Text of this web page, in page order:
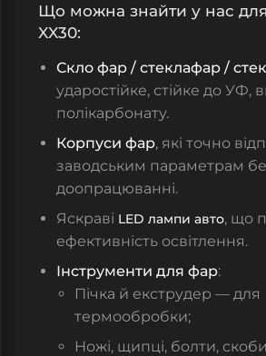
Що можна знайти у нас
XX30:
Скло фар / стеклафар /
ударостійке, стійке до УФ,
полікарбонату.
Корпуси фар, які точно
заводським параметрам
доопрацюванні.
Яскраві LED лампи авто, що
ефективність освітлення.
Інструменти для фар:
Пічка й екструдер — для
термообробки;
Ножі, щипці, болти,